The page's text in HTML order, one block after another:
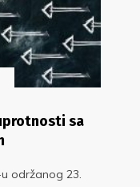
sa
održanog 23.